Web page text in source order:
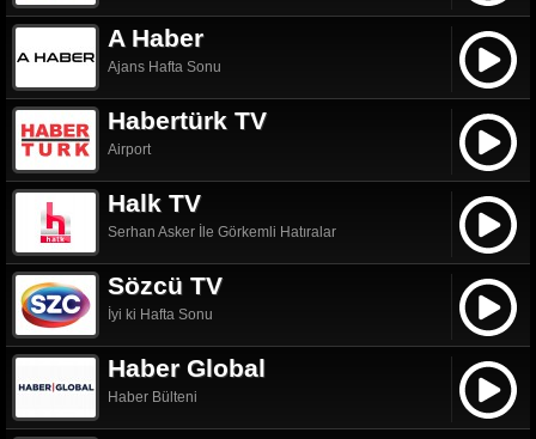
A Haber
Ajans Hafta Sonu
Habertürk TV
Airport
Halk TV
Serhan Asker İle Görkemli Hatıralar
Sözcü TV
İyi ki Hafta Sonu
Haber Global
Haber Bülteni